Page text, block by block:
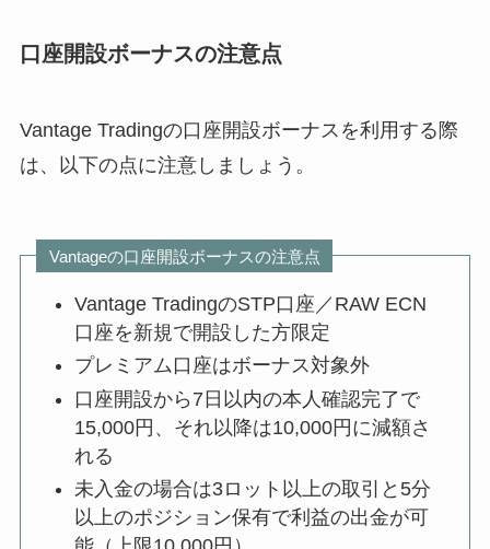
口座開設ボーナスの注意点
Vantage Tradingの口座開設ボーナスを利用する際
は、以下の点に注意しましょう。
Vantageの口座開設ボーナスの注意点
Vantage TradingのSTP口座／RAW ECN
口座を新規で開設した方限定
プレミアム口座はボーナス対象外
口座開設から7日以内の本人確認完了で
15,000円、それ以降は10,000円に減額さ
れる
未入金の場合は3ロット以上の取引と5分
以上のポジション保有で利益の出金が可